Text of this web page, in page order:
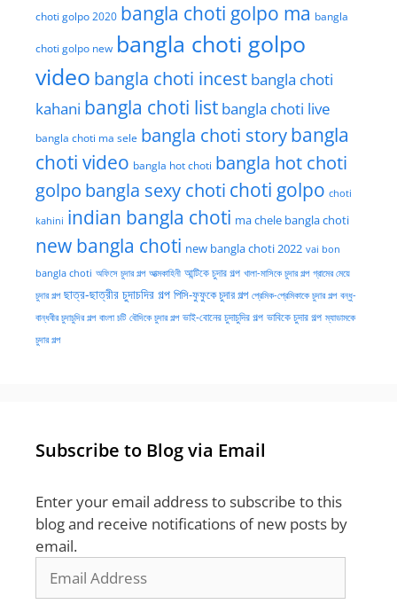
choti golpo 2020 bangla choti golpo ma bangla
choti golpo new bangla choti golpo
video bangla choti incest bangla choti
kahani bangla choti list bangla choti live
bangla choti ma sele bangla choti storybangla
choti video bangla hot choti bangla hot choti
golpo bangla sexy choti choti golpo choti
kahini indian bangla choti ma chele bangla choti
new bangla choti new bangla choti 2022 vai bon
bangla choti অফিসে চুদার গল্প আত্মকাহিনী আন্টিকে চুদার গল্প খালা-মাসিকে চুদার গল্প গ্রামের মেয়ে
চুদার গল্প ছাত্র-ছাত্রীর চুদাচদির গল্প পিসি-ফুফুকে চুদার গল্প প্রেমিক-প্রেমিকাকে চুদার গল্প বন্ধু-
বান্ধবীর চুদাচুদির গল্প বাংলা চটি বৌদিকে চুদার গল্প ভাই-বোনের চুদাচুদির গল্প ভাবিকে চুদার গল্প ম্যাডামকে
চুদার গল্প
Subscribe to Blog via Email
Enter your email address to subscribe to this
blog and receive notifications of new posts by
email.
Address